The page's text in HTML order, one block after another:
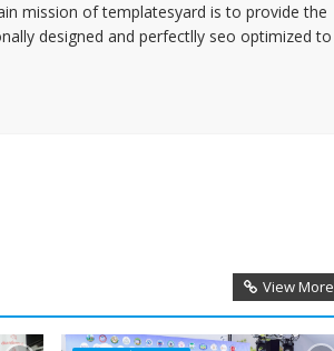
mission of templatesyard is to provide the
designed and perfectlly seo optimized to
View More